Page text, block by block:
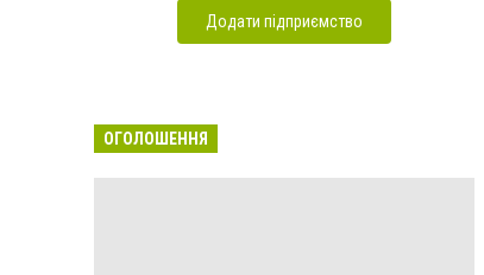
Додати підприємство
ОГОЛОШЕННЯ